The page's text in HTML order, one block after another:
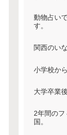
動物占い
す。
関西のい
小学校か
大学卒業
2年間のフ
国。